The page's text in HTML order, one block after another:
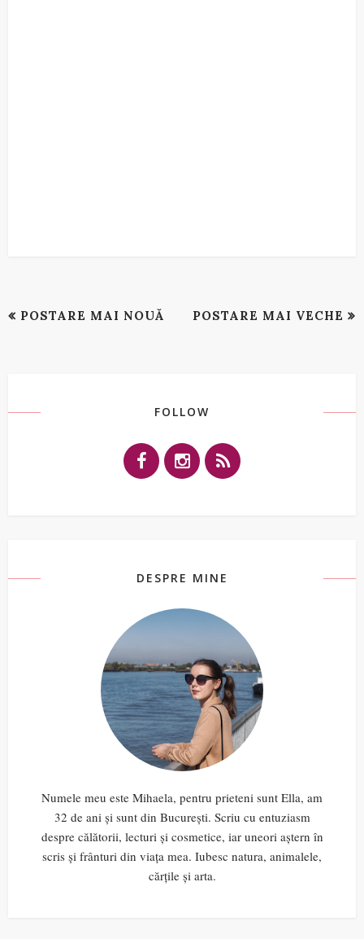
POSTARE MAI NOUĂ POSTARE MAI VECHE
FOLLOW
DESPRE MINE
Numele meu este Mihaela, pentru prieteni sunt Ella, am
32 de ani și sunt din București. Scriu cu entuziasm
despre călătorii, lecturi și cosmetice, iar uneori aștern în
scris și frânturi din viața mea. Iubesc natura, animalele,
cărțile și arta.